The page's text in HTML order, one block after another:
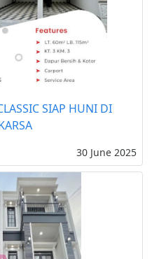
SIAP HUNI DI
30 June 2025